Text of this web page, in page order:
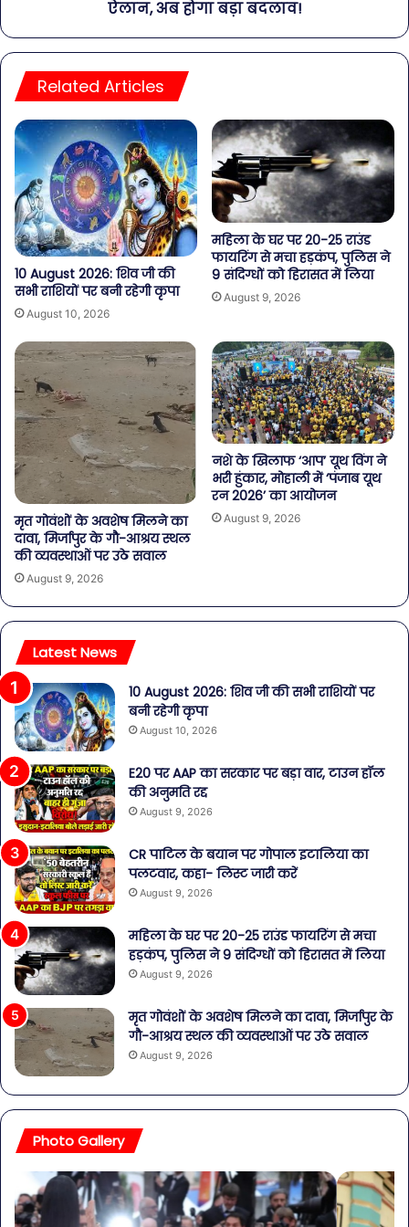
ऐलान, अब होगा बड़ा बदलाव!
Related Articles
10 August 2026: शिव जी की
सभी राशियों पर बनी रहेगी कृपा
August 10, 2026
महिला के घर पर 20-25 राउंड
फायरिंग से मचा हड़कंप, पुलिस ने
9 संदिग्धों को हिरासत में लिया
August 9, 2026
मृत गोवंशों के अवशेष मिलने का
दावा, मिर्जापुर के गौ-आश्रय स्थल
की व्यवस्थाओं पर उठे सवाल
August 9, 2026
नशे के खिलाफ ‘आप’ यूथ विंग ने
भरी हुंकार, मोहाली में ‘पंजाब यूथ
रन 2026’ का आयोजन
August 9, 2026
Latest News
10 August 2026: शिव जी की सभी राशियों पर
बनी रहेगी कृपा
August 10, 2026
E20 पर AAP का सरकार पर बड़ा वार, टाउन हॉल
की अनुमति रद्द
August 9, 2026
CR पाटिल के बयान पर गोपाल इटालिया का
पलटवार, कहा- लिस्ट जारी करें
August 9, 2026
महिला के घर पर 20-25 राउंड फायरिंग से मचा
हड़कंप, पुलिस ने 9 संदिग्धों को हिरासत में लिया
August 9, 2026
मृत गोवंशों के अवशेष मिलने का दावा, मिर्जापुर के
गौ-आश्रय स्थल की व्यवस्थाओं पर उठे सवाल
August 9, 2026
Photo Gallery
मिर्जापुर
फिल्म
तैयार,
नशे
के